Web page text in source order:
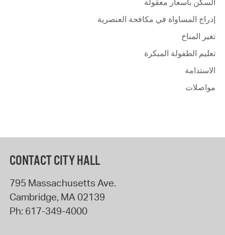
السكن بأسعار معقولة
إدراج المساواة في مكافحة العنصرية
تغير المناخ
تعليم الطفولة المبكرة
الاستدامة
مواصلات
CONTACT CITY HALL
795 Massachusetts Ave.
Cambridge, MA 02139
Ph: 617-349-4000